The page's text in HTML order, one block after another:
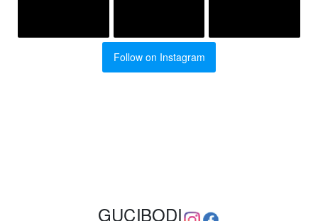
Follow on Instagram
GUCIBODI